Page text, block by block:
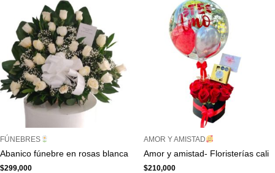
FÚNEBRES
Abanico fúnebre en rosas blanca
$299,000
AMOR Y AMISTAD
Amor y amistad- Floristerías cali
$210,000